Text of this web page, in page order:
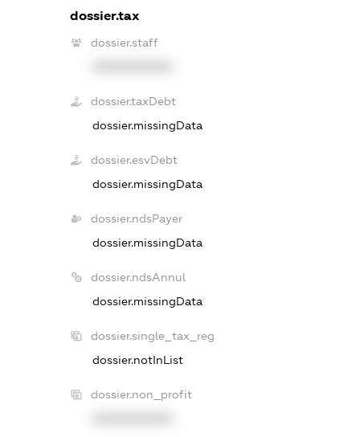
dossier.tax
dossier.staff
dossier.taxDebt
dossier.missingData
dossier.esvDebt
dossier.missingData
dossier.ndsPayer
dossier.missingData
dossier.ndsAnnul
dossier.missingData
dossier.single_tax_reg
dossier.notInList
dossier.non_profit